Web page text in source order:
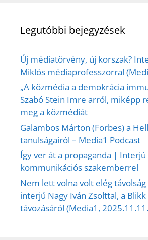
Legutóbbi bejegyzések
Új médiatörvény, új korszak?
Miklós médiaprofesszorral
„A közmédia a demokrácia
Szabó Stein Imre arról, miképp
meg a közmédiát
Galambos Márton (Forbes) a
tanulságairól – Media1 Podcast
Így ver át a propaganda |
kommunikációs szakemberrel
Nem lett volna volt elég távolság
interjú Nagy Iván Zsolttal, a
távozásáról (Media1,